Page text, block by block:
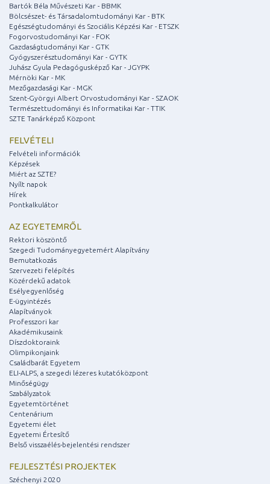
Bartók Béla Művészeti Kar - BBMK
Bölcsészet- és Társadalomtudományi Kar - BTK
Egészségtudományi és Szociális Képzési Kar - ETSZK
Fogorvostudományi Kar - FOK
Gazdaságtudományi Kar - GTK
Gyógyszerésztudományi Kar - GYTK
Juhász Gyula Pedagógusképző Kar - JGYPK
Mérnöki Kar - MK
Mezőgazdasági Kar - MGK
Szent-Györgyi Albert Orvostudományi Kar - SZAOK
Természettudományi és Informatikai Kar - TTIK
SZTE Tanárképző Központ
FELVÉTELI
Felvételi információk
Képzések
Miért az SZTE?
Nyílt napok
Hírek
Pontkalkulátor
AZ EGYETEMRŐL
Rektori köszöntő
Szegedi Tudományegyetemért Alapítvány
Bemutatkozás
Szervezeti felépítés
Közérdekű adatok
Esélyegyenlőség
E-ügyintézés
Alapítványok
Professzori kar
Akadémikusaink
Díszdoktoraink
Olimpikonjaink
Családbarát Egyetem
ELI-ALPS, a szegedi lézeres kutatóközpont
Minőségügy
Szabályzatok
Egyetemtörténet
Centenárium
Egyetemi élet
Egyetemi Értesítő
Belső visszaélés-bejelentési rendszer
FEJLESZTÉSI PROJEKTEK
Széchenyi 2020